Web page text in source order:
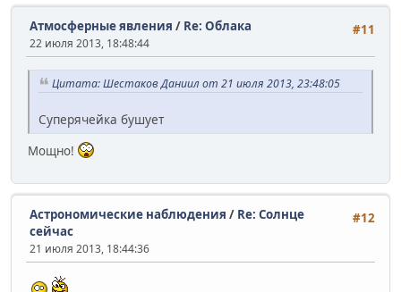
#11
Атмосферные явления / Re: Облака
22 июля 2013, 18:48:44
Цитата: Шестаков Даниил от 21 июля 2013, 23:48:05
Суперячейка бушует
Мощно!
#12
Астрономические наблюдения / Re: Солнце
сейчас
21 июля 2013, 18:44:36